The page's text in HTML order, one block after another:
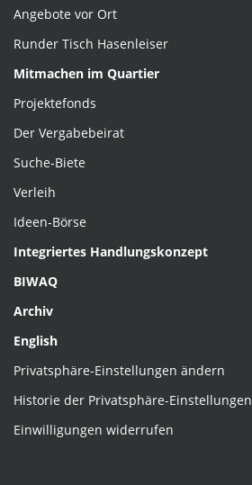
Angebote vor Ort
Runder Tisch Hasenleiser
Mitmachen im Quartier
Projektefonds
Der Vergabebeirat
Suche-Biete
Verleih
Ideen-Börse
Integriertes Handlungskonzept
BIWAQ
Archiv
English
Privatsphäre-Einstellungen ändern
Historie der Privatsphäre-Einstellungen
Einwilligungen widerrufen